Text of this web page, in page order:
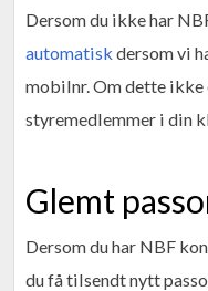
Dersom du ikke har
automatisk dersom vi
mobilnr. Om dette
styremedlemmer i din
Glemt
Dersom du har NBF
du få tilsendt nytt